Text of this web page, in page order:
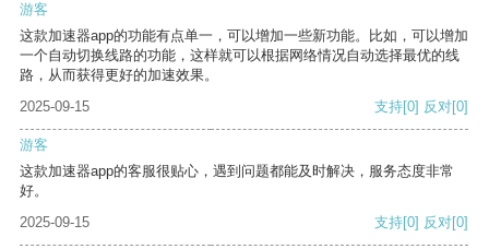
游客
这款加速器app的功能有点单一，可以增加一些新功能。比如，可以增加
一个自动切换线路的功能，这样就可以根据网络情况自动选择最优的线
路，从而获得更好的加速效果。
2025-09-15
支持[0] 反对[0]
游客
这款加速器app的客服很贴心，遇到问题都能及时解决，服务态度非常
好。
2025-09-15
支持[0] 反对[0]